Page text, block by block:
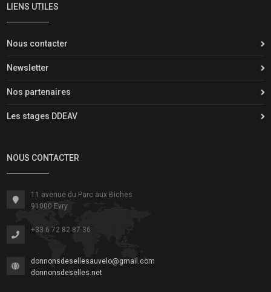
LIENS UTILES
Nous contacter
Newsletter
Nos partenaires
Les stages DDEAV
NOUS CONTACTER
11 avenue du Parc aux Biches
91000 Evry
+33 6 72 82 87 36
donnonsdesellesauvelo@gmail.com
donnonsdeselles.net